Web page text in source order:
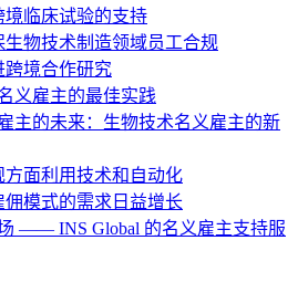
境临床试验的支持
生物技术制造领域员工合规
跨境合作研究
义雇主的最佳实践
主的未来：生物技术名义雇主的新
方面利用技术和自动化
佣模式的需求日益增长
—— INS Global 的名义雇主支持服